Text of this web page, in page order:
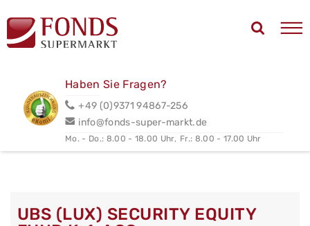
Haben Sie Fragen?
+49 (0)9371 94867-256
info@fonds-super-markt.de
Mo. - Do.: 8.00 - 18.00 Uhr, Fr.: 8.00 - 17.00 Uhr
UBS (LUX) SECURITY EQUITY